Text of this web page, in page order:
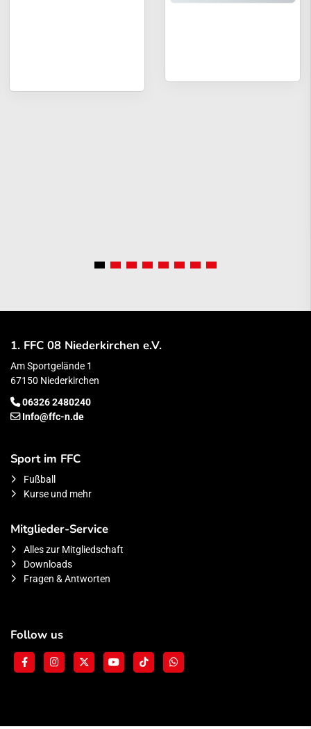
1. FFC 08 Niederkirchen e.V.
Am Sportgelände 1
67150 Niederkirchen
06326 2480240
Info@ffc-n.de
Sport im FFC
Fußball
Kurse und mehr
Mitglieder-Service
Alles zur Mitgliedschaft
Downloads
Fragen & Antworten
Follow us